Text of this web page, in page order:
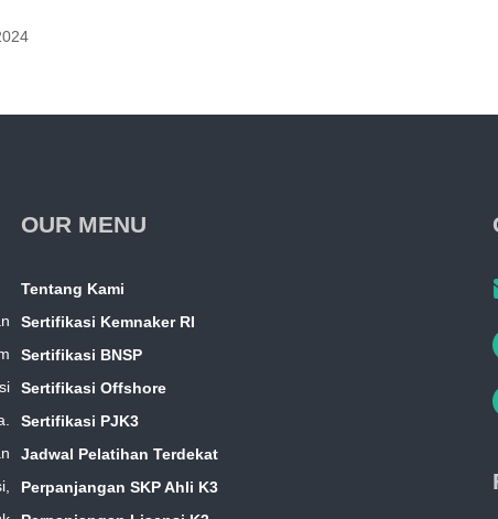
OUR MENU
Tentang Kami
Sertifikasi Kemnaker RI
Sertifikasi BNSP
Sertifikasi Offshore
Sertifikasi PJK3
Jadwal Pelatihan Terdekat
Perpanjangan SKP Ahli K3